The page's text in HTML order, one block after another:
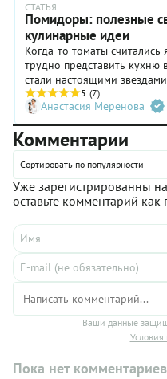
СТАТЬЯ
Помидоры: полезные
кулинарные идеи
Когда-то томаты
трудно представить
стали настоящими
множества блюд. Они не
но и приносят ощутимую
любого продукта, у них
важно знать. Давайте
в каких случаях стоит
5 (7)
Анастасия Меренова
Комментарии
Сортировать по популярности
Уже зарегистрированны
оставьте комментарий как
Ваши данные
Условия
Пока нет комментариев